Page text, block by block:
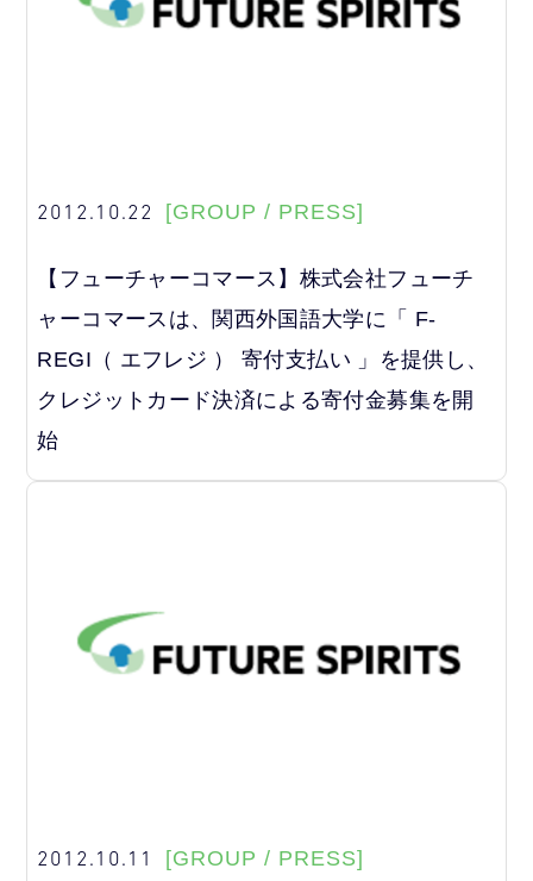
2012.10.22 [GROUP / PRESS]
【フューチャーコマース】株式会社フューチ
ャーコマースは、関西外国語大学に「 F-
REGI（ エフレジ ） 寄付支払い 」を提供し、
クレジットカード決済による寄付金募集を開
始
2012.10.11 [GROUP / PRESS]